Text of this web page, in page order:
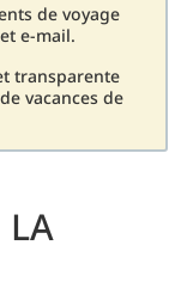
de voyage
e-mail.
transparente
vacances de
LA